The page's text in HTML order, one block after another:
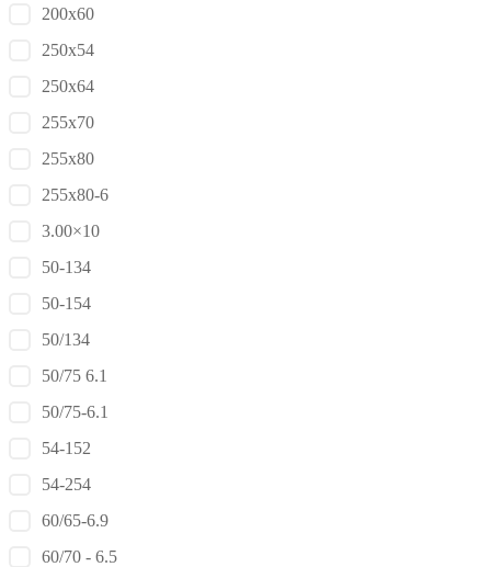
200x60
250x54
250x64
255x70
255x80
255x80-6
3.00×10
50-134
50-154
50/134
50/75 6.1
50/75-6.1
54-152
54-254
60/65-6.9
60/70 - 6.5